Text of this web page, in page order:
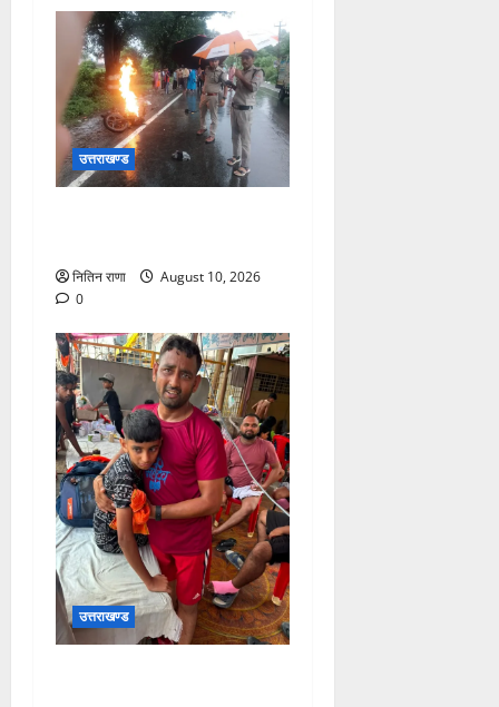
उत्तराखण्ड
नितिन राणा
August 10, 2026
0
उत्तराखण्ड